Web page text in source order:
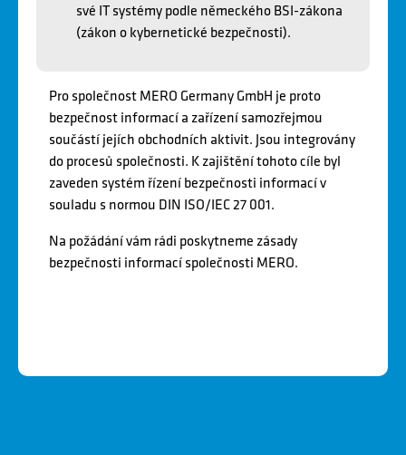
své IT systémy podle německého BSI-zákona
(zákon o kybernetické bezpečnosti).
Pro společnost MERO Germany GmbH je proto
bezpečnost informací a zařízení samozřejmou
součástí jejích obchodních aktivit. Jsou integrovány
do procesů společnosti. K zajištění tohoto cíle byl
zaveden systém řízení bezpečnosti informací v
souladu s normou DIN ISO/IEC 27 001.
Na požádání vám rádi poskytneme zásady
bezpečnosti informací společnosti MERO.